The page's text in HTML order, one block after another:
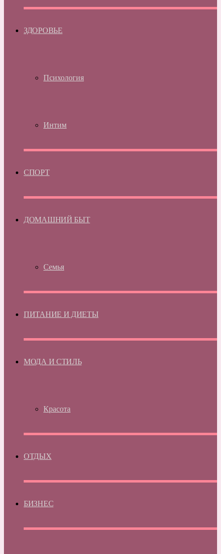
ЗДОРОВЬЕ
Психология
Интим
СПОРТ
ДОМАШНИЙ БЫТ
Семья
ПИТАНИЕ И ДИЕТЫ
МОДА И СТИЛЬ
Красота
ОТДЫХ
БИЗНЕС